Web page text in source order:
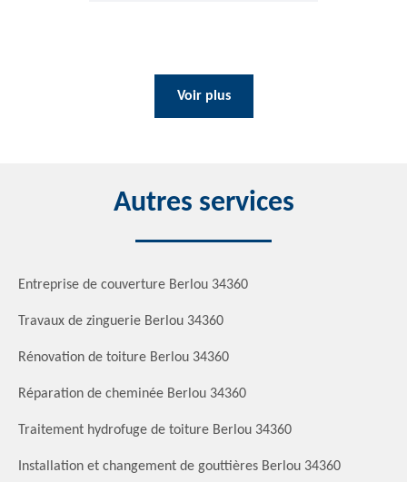
Voir plus
Autres services
Entreprise de couverture Berlou 34360
Travaux de zinguerie Berlou 34360
Rénovation de toiture Berlou 34360
Réparation de cheminée Berlou 34360
Traitement hydrofuge de toiture Berlou 34360
Installation et changement de gouttières Berlou 34360